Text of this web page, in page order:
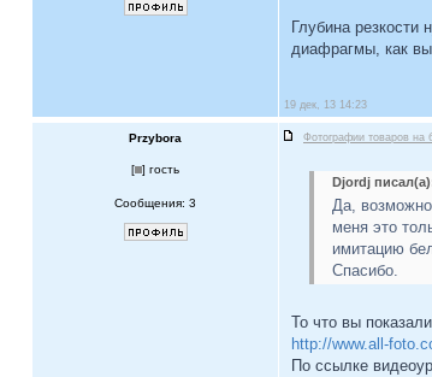
Глубина
диафрагмы, как
19 дек, 13 14:23
Przybora Фотографии товаров на
[ ] гость
Сообщения: 3
Djordj
Да,
меня это
имитацию
Спасибо.
То что вы
http://www.all-
По ссылке